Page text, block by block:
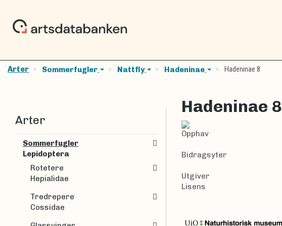
Arter Sommerfugler Nattfly Hadeninae Hadeninae 8
Hadeninae 8
Opphav
Bidragsyter
Utgiver
Lisens
Arter
Sommerfugler
Lepidoptera
Rotetere
Hepialidae
Tredrepere
Cossidae